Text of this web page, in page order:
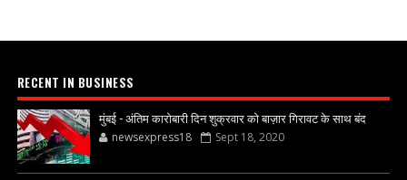
RECENT IN BUSINESS
मुंबई - अंतिम कारोबारी दिन शुक्रवार को बाज़ार गिरावट के साथ बंद
newsexpress18 Sept 18, 2020